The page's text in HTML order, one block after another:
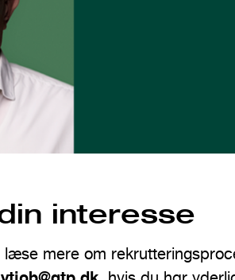
interesse
mere om